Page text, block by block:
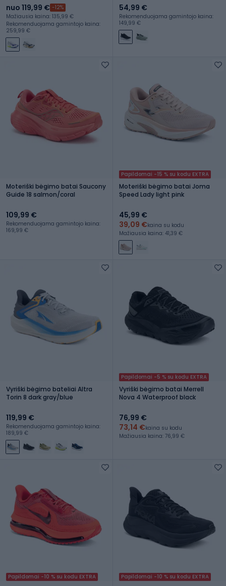
nuo 119,99 € -12%
Mažiausia kaina: 135,99 €
Rekomenduojama gamintojo kaina:
259,99 €
54,99 €
Rekomenduojama gamintojo kaina:
149,99 €
Moteriški bėgimo batai Saucony
Guide 18 salmon/coral
109,99 €
Rekomenduojama gamintojo kaina:
169,99 €
Papildomai -15 % su kodu EXTRA
Moteriški bėgimo batai Joma
Speed Lady light pink
45,99 €
39,09 €kaina su kodu
Mažiausia kaina: 41,39 €
Vyriški bėgimo bateliai Altra
Torin 8 dark gray/blue
119,99 €
Rekomenduojama gamintojo kaina:
189,99 €
Papildomai -5 % su kodu EXTRA
Vyriški bėgimo batai Merrell
Nova 4 Waterproof black
76,99 €
73,14 €kaina su kodu
Mažiausia kaina: 76,99 €
Papildomai -10 % su kodu EXTRA Papildomai -10 % su kodu EXTRA